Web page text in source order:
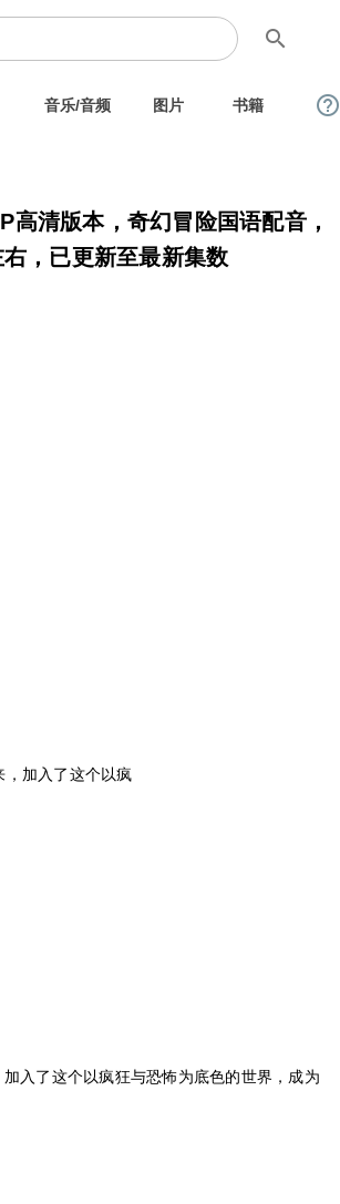
search
音乐/音频 图片 书籍 help_outline
清版本，奇幻冒险国语配音，
，已更新至最新集数
加入了这个以疯
入了这个以疯狂与恐怖为底色的世界，成为